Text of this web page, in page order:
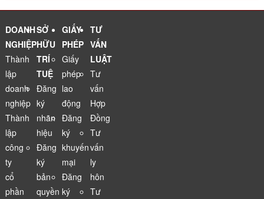
ăn uống
DOANH
NGHIỆP
Thành
lập
doanh
nghiệp
Thành
lập
công
ty
cổ
phần
SỞ
HỮU
TRÍ
TUỆ
Đăng
ký
nhãn
hiệu
Đăng
ký
bản
quyền
GIẤY
PHÉP
Giấy
phép
lao
động
Đăng
ký
khuyến
mại
Đăng
ký
TƯ
VẤN
LUẬT
Tư
vấn
Hợp
Đồng
Tư
vấn
ly
hôn
Tư